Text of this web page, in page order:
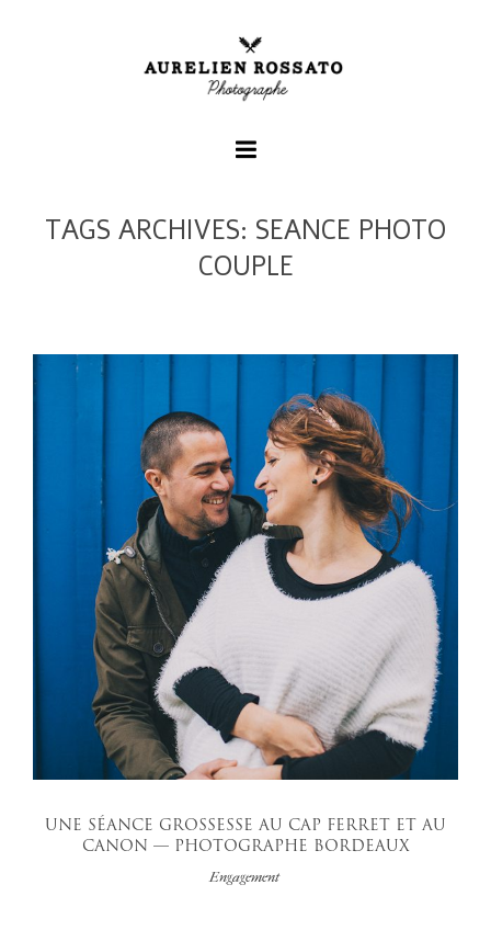
+
+
TAGS ARCHIVES: SEANCE PHOTO
COUPLE
UNE SÉANCE GROSSESSE AU CAP FERRET ET AU
CANON — PHOTOGRAPHE BORDEAUX
Engagement